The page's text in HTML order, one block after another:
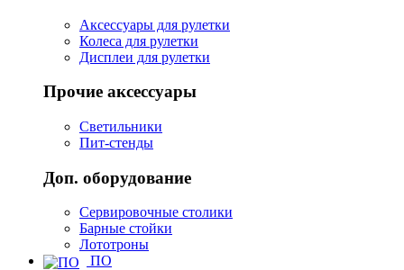
Аксессуары для рулетки
Колеса для рулетки
Дисплеи для рулетки
Прочие аксессуары
Светильники
Пит-стенды
Доп. оборудование
Сервировочные столики
Барные стойки
Лототроны
ПО